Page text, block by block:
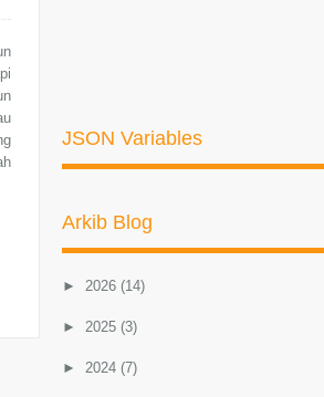
JSON Variables
Arkib Blog
► 2026 (14)
► 2025 (3)
► 2024 (7)